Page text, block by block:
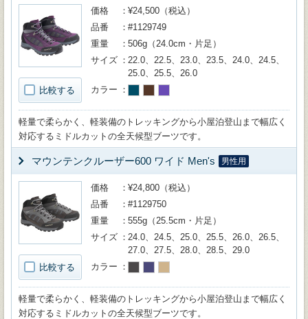
比較する
価格
¥24,500（税込）
品番
#1129749
重量
506g（24.0cm・片足）
サイズ
22.0、22.5、23.0、23.5、24.0、24.5、
25.0、25.5、26.0
カラー
軽量で柔らかく、軽装備のトレッキングから小屋泊登山まで幅広く
対応するミドルカットの全天候型ブーツです。
マウンテンクルーザー600 ワイド Men's 男性用
比較する
価格
¥24,800（税込）
品番
#1129750
重量
555g（25.5cm・片足）
サイズ
24.0、24.5、25.0、25.5、26.0、26.5、
27.0、27.5、28.0、28.5、29.0
カラー
軽量で柔らかく、軽装備のトレッキングから小屋泊登山まで幅広く
対応するミドルカットの全天候型ブーツです。